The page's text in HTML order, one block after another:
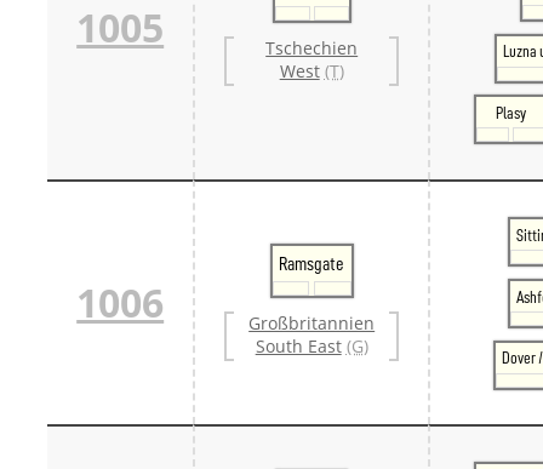
1005
Tschechien
West (T)
Plasy
1006
Ramsgate
Großbritannien
South East (G)
Dover